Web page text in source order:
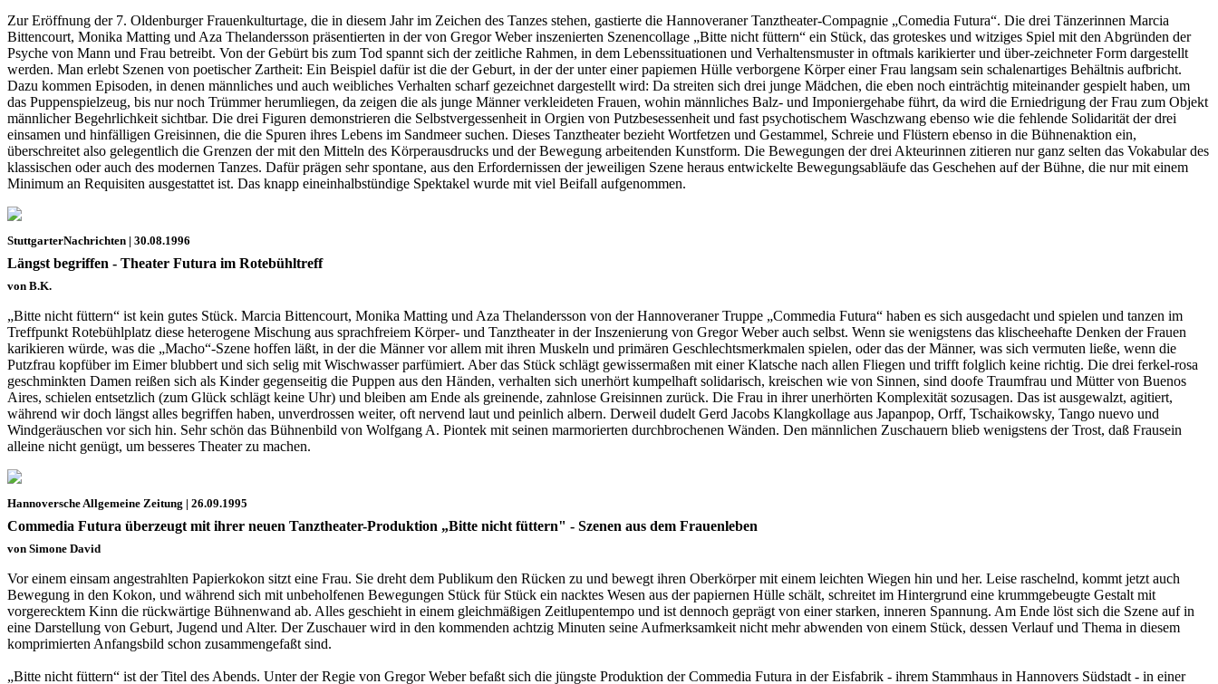
Zur Eröffnung der 7. Oldenburger Frauenkulturtage, die in diesem Jahr im Zeichen des Tanzes stehen, gastierte die Hannoveraner Tanztheater-Compagnie „Comedia Futura“. Die drei Tänzerinnen Marcia
Bittencourt, Monika Matting und Aza Thelandersson präsentierten in der von Gregor Weber inszenierten Szenencollage „Bitte nicht füttern“ ein Stück, das groteskes und witziges Spiel mit den Abgründen der
Psyche von Mann und Frau betreibt. Von der Gebürt bis zum Tod spannt sich der zeitliche Rahmen, in dem Lebenssituationen und Verhaltensmuster in oftmals karikierter und über-zeichneter Form dargestellt
werden. Man erlebt Szenen von poetischer Zartheit: Ein Beispiel dafür ist die der Geburt, in der der unter einer papiemen Hülle verborgene Körper einer Frau langsam sein schalenartiges Behältnis aufbricht.
Dazu kommen Episoden, in denen männliches und auch weibliches Verhalten scharf gezeichnet dargestellt wird: Da streiten sich drei junge Mädchen, die eben noch einträchtig miteinander gespielt haben, um
das Puppenspielzeug, bis nur noch Trümmer herumliegen, da zeigen die als junge Männer verkleideten Frauen, wohin männliches Balz- und Imponiergehabe führt, da wird die Erniedrigung der Frau zum Objekt
männlicher Begehrlichkeit sichtbar. Die drei Figuren demonstrieren die Selbstvergessenheit in Orgien von Putzbesessenheit und fast psychotischem Waschzwang ebenso wie die fehlende Solidarität der drei
einsamen und hinfälligen Greisinnen, die die Spuren ihres Lebens im Sandmeer suchen. Dieses Tanztheater bezieht Wortfetzen und Gestammel, Schreie und Flüstern ebenso in die Bühnenaktion ein,
überschreitet also gelegentlich die Grenzen der mit den Mitteln des Körperausdrucks und der Bewegung arbeitenden Kunstform. Die Bewegungen der drei Akteurinnen zitieren nur ganz selten das Vokabular des
klassischen oder auch des modernen Tanzes. Dafür prägen sehr spontane, aus den Erfordernissen der jeweiligen Szene heraus entwickelte Bewegungsabläufe das Geschehen auf der Bühne, die nur mit einem
Minimum an Requisiten ausgestattet ist. Das knapp eineinhalbstündige Spektakel wurde mit viel Beifall aufgenommen.
StuttgarterNachrichten | 30.08.1996
Längst begriffen - Theater Futura im Rotebühltreff
von B.K.
„Bitte nicht füttern“ ist kein gutes Stück. Marcia Bittencourt, Monika Matting und Aza Thelandersson von der Hannoveraner Truppe „Commedia Futura“ haben es sich ausgedacht und spielen und tanzen im
Treffpunkt Rotebühlplatz diese heterogene Mischung aus sprachfreiem Körper- und Tanztheater in der Inszenierung von Gregor Weber auch selbst. Wenn sie wenigstens das klischeehafte Denken der Frauen
karikieren würde, was die „Macho“-Szene hoffen läßt, in der die Männer vor allem mit ihren Muskeln und primären Geschlechtsmerkmalen spielen, oder das der Männer, was sich vermuten ließe, wenn die
Putzfrau kopfüber im Eimer blubbert und sich selig mit Wischwasser parfümiert. Aber das Stück schlägt gewissermaßen mit einer Klatsche nach allen Fliegen und trifft folglich keine richtig. Die drei ferkel-rosa
geschminkten Damen reißen sich als Kinder gegenseitig die Puppen aus den Händen, verhalten sich unerhört kumpelhaft solidarisch, kreischen wie von Sinnen, sind doofe Traumfrau und Mütter von Buenos
Aires, schielen entsetzlich (zum Glück schlägt keine Uhr) und bleiben am Ende als greinende, zahnlose Greisinnen zurück. Die Frau in ihrer unerhörten Komplexität sozusagen. Das ist ausgewalzt, agitiert,
während wir doch längst alles begriffen haben, unverdrossen weiter, oft nervend laut und peinlich albern. Derweil dudelt Gerd Jacobs Klangkollage aus Japanpop, Orff, Tschaikowsky, Tango nuevo und
Windgeräuschen vor sich hin. Sehr schön das Bühnenbild von Wolfgang A. Piontek mit seinen marmorierten durchbrochenen Wänden. Den männlichen Zuschauern blieb wenigstens der Trost, daß Frausein
alleine nicht genügt, um besseres Theater zu machen.
Hannoversche Allgemeine Zeitung | 26.09.1995
Commedia Futura überzeugt mit ihrer neuen Tanztheater-Produktion „Bitte nicht füttern" - Szenen aus dem Frauenleben
von Simone David
Vor einem einsam angestrahlten Papierkokon sitzt eine Frau. Sie dreht dem Publikum den Rücken zu und bewegt ihren Oberkörper mit einem leichten Wiegen hin und her. Leise raschelnd, kommt jetzt auch
Bewegung in den Kokon, und während sich mit unbeholfenen Bewegungen Stück für Stück ein nacktes Wesen aus der papiernen Hülle schält, schreitet im Hintergrund eine krummgebeugte Gestalt mit
vorgerecktem Kinn die rückwärtige Bühnenwand ab. Alles geschieht in einem gleichmäßigen Zeitlupentempo und ist dennoch geprägt von einer starken, inneren Spannung. Am Ende löst sich die Szene auf in
eine Darstellung von Geburt, Jugend und Alter. Der Zuschauer wird in den kommenden achtzig Minuten seine Aufmerksamkeit nicht mehr abwenden von einem Stück, dessen Verlauf und Thema in diesem
komprimierten Anfangsbild schon zusammengefaßt sind.
„Bitte nicht füttern“ ist der Titel des Abends. Unter der Regie von Gregor Weber befaßt sich die jüngste Produktion der Commedia Futura in der Eisfabrik - ihrem Stammhaus in Hannovers Südstadt - in einer